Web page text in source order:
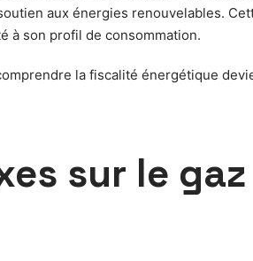
aux énergies renouvelables.
à son profil de consommation.
la fiscalité énergétique
sur le